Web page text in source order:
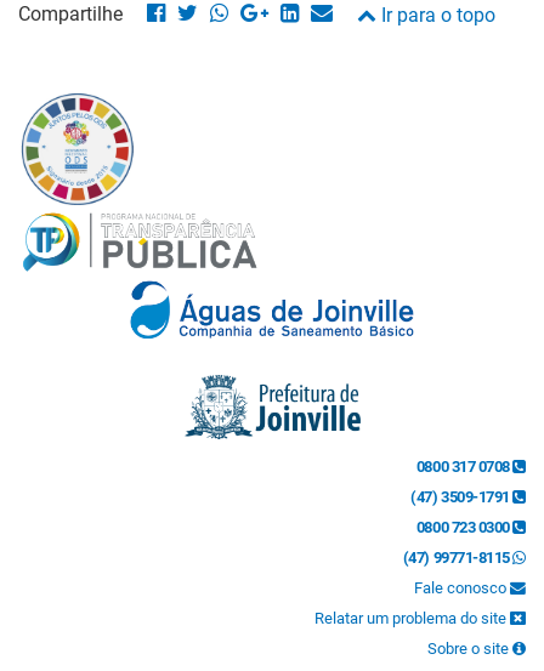
Compartilhe Ir para o topo
0800 317 0708
(47) 3509-1791
0800 723 0300
(47) 99771-8115
Fale conosco
Relatar um problema do site
Sobre o site